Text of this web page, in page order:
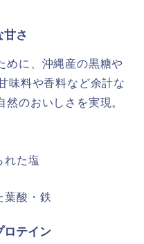
甘さ
めに、沖縄産の黒糖や
味料や香料など余計な
然のおいしさを実現。
れた塩
葉酸・鉄
ロテイン